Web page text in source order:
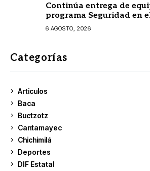
Continúa entrega de
programa Seguridad en
6 AGOSTO, 2026
Categorías
Articulos
Baca
Buctzotz
Cantamayec
Chichimilá
Deportes
DIF Estatal